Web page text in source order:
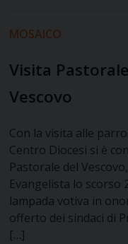
MOSAICO
Visita
Vescovo
Con la visita alle
Centro Diocesi si è
Pastorale del
Evangelista lo scorso
lampada votiva in
offerto dei sindaci di
[…]